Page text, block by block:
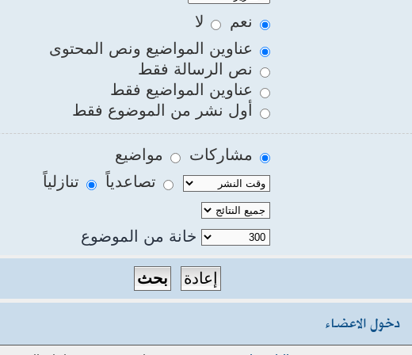
نعم
لا
عناوين المواضيع ونص المحتوى
نص الرسالة فقط
عناوين المواضيع فقط
أول نشر من الموضوع فقط
مشاركات
مواضيع
تصاعدياً
تنازلياً
خانة من الموضوع
دخول الاعضاء